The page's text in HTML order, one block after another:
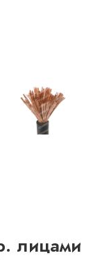
Кабели
изоляцией
лицами